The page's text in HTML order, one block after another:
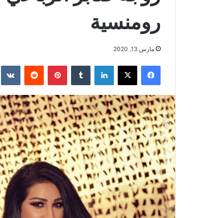
رومنسية
مارس 13, 2020
فيسبوك ‫X لينكدإن بينتيريست